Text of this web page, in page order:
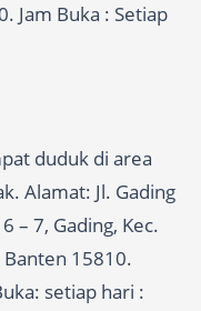
Jam Buka : Setiap
duduk di area
Alamat: Jl. Gading
– 7, Gading, Kec.
Banten 15810.
setiap hari :